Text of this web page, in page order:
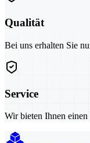
Qualität
Bei uns erhalten Sie
Service
Wir bieten Ihnen